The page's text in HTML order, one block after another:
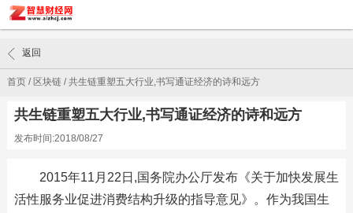
首页/ 区块链/共生链重塑五大行业,书写通证经济的诗和远方
返回
共生链重塑五大行业,书写通证经济的诗和远方
发布时间:2018/08/27
2015年11月22日,国务院办公厅发布《关于加快发展生
活性服务业促进消费结构升级的指导意见》。作为我国生